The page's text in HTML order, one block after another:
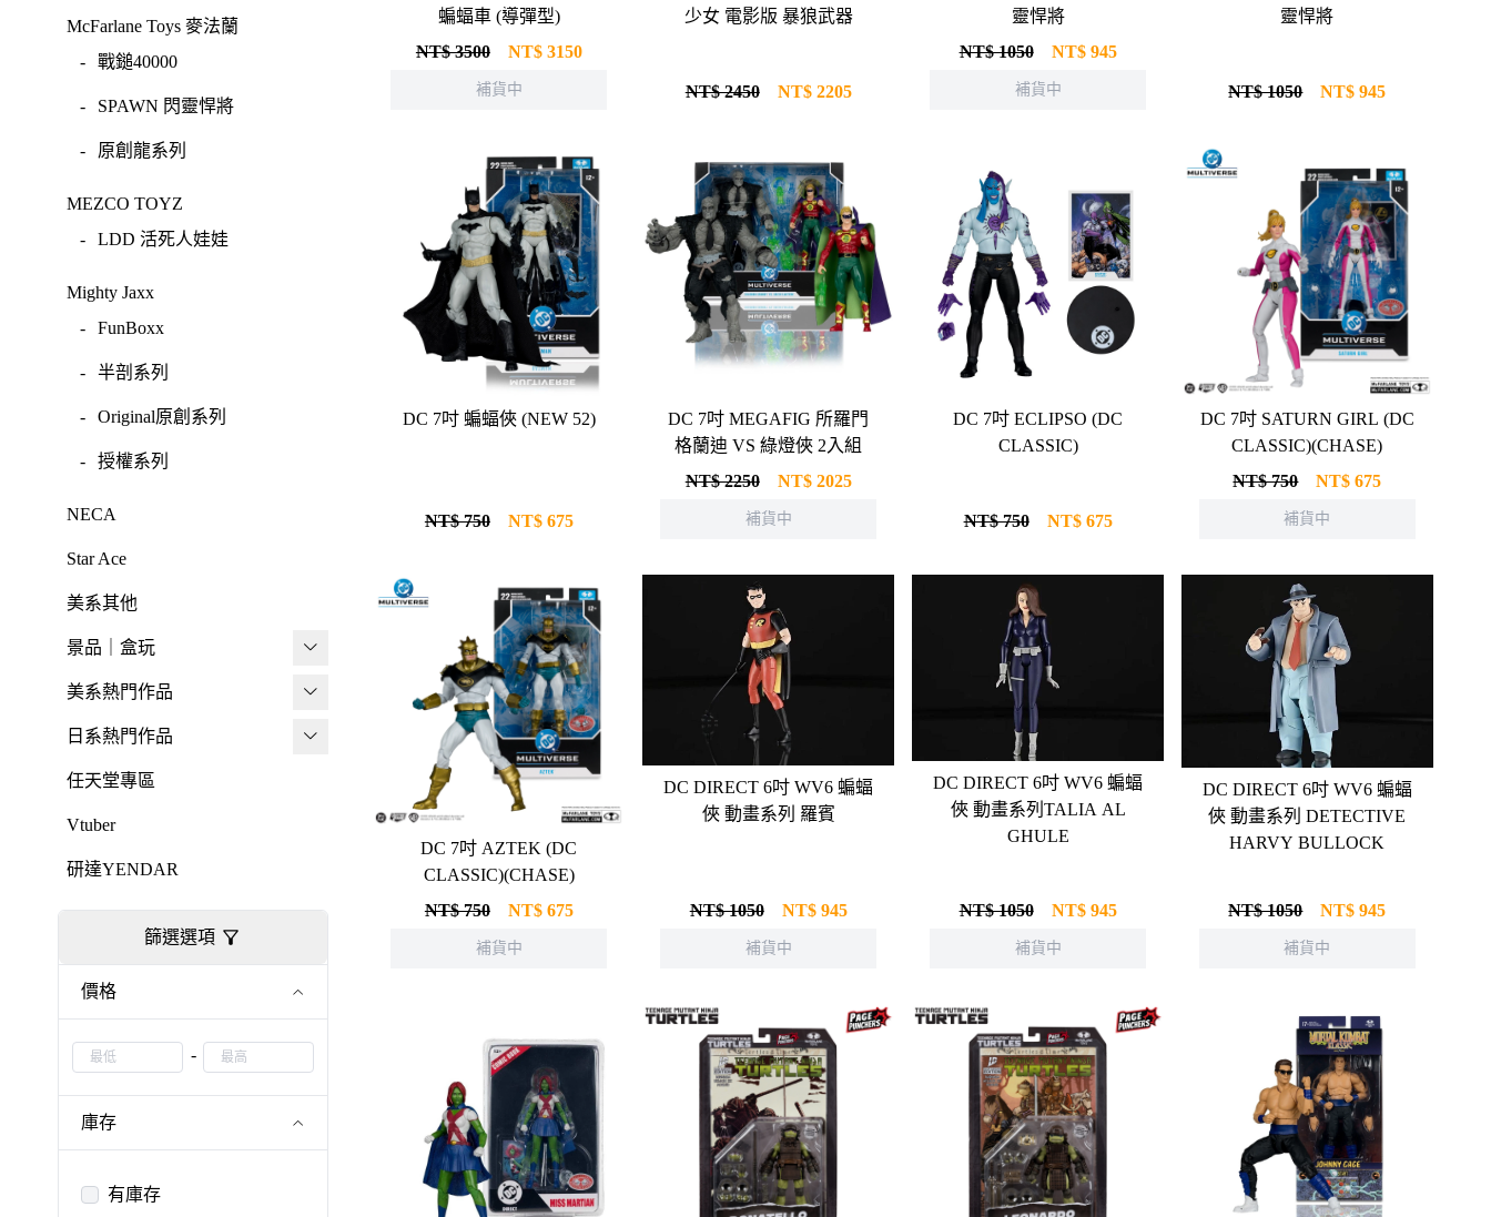
- 六角機牙
- 創彩少女庭園
-
ARCANADEA 阿爾卡納
Design COCO
SQUARE ENIX
McFarlane Toys 麥法蘭
-
戰鎚40000
- SPAWN 閃靈悍將
- 原創龍系列
MEZCO TOYZ
-
LDD 活死人娃娃
Mighty Jaxx
-
FunBoxx
- 半剖系列
- Original原創系列
- 授權系列
NECA
Star Ace
美系其他
景品｜盒玩
盒抽
TAITO 景品
elCOCO 景品
美系熱門作品
DC 系列
Marvel 漫威系列
迪士尼系列
阿凡達
變形金剛
忍者龜
日系熱門作品
元氣少女緣結神
怪盜聖少女
初音未來
哥吉拉系列
Mega Man 洛克人
三麗鷗
鬼滅之刃
排球少年
任天堂專區
Vtuber
研達YENDAR
篩選選項
價格
-
庫存
有庫存
蝙蝠車 (導彈型)
NT$ 3500
NT$3150
補貨中
少女 電影版 暴狼武器
NT$ 2450 NT$2205
靈悍將
NT$ 1050
NT$945
補貨中
靈悍將
NT$ 1050 NT$ 945
DC 7吋 蝙蝠俠 (NEW 52)
NT$ 750 NT$675
DC 7吋 MEGAFIG 所羅門
格蘭迪 VS 綠燈俠 2入組
NT$ 2250
NT$2025
補貨中
DC 7吋 ECLIPSO (DC
CLASSIC)
NT$ 750 NT$675
DC 7吋 SATURN GIRL (DC
CLASSIC)(CHASE)
NT$ 750
NT$ 675
補貨中
DC 7吋 AZTEK (DC
CLASSIC)(CHASE)
NT$ 750
NT$675
補貨中
DC DIRECT 6吋 WV6 蝙蝠
俠 動畫系列 羅賓
NT$ 1050 NT$945
補貨中
DC DIRECT 6吋 WV6 蝙蝠
俠 動畫系列TALIA AL
GHULE
NT$ 1050 NT$945
補貨中
DC DIRECT 6吋 WV6 蝙蝠
俠 動畫系列 DETECTIVE
HARVY BULLOCK
NT$ 1050 NT$ 945
補貨中